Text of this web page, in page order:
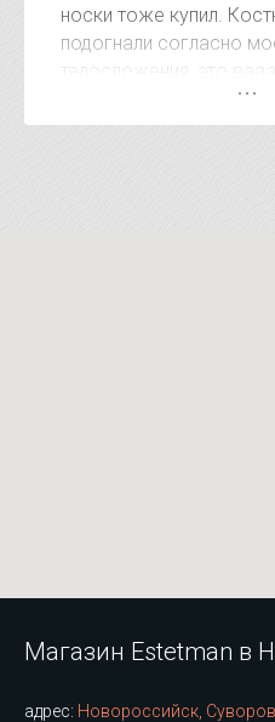
носки тоже купил.
подогнали согласно
телосложения, это
респект. А когда
покупку был приятно
Магазин Estetman в
адрес: Новороссийск,